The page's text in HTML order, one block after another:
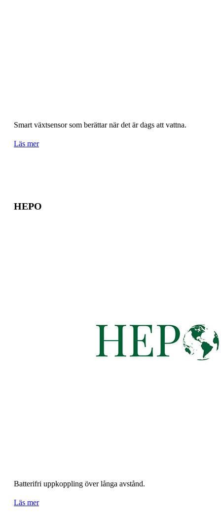
Smart växtsensor som berättar när det är dags att vattna.
Läs mer
HEPO
Batterifri uppkoppling över långa avstånd.
Läs mer